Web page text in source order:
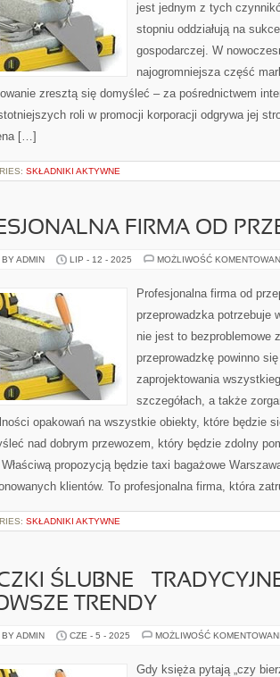
jest jednym z tych
stopniu oddziałują na
gospodarczej. W
najogromniejsza część
zresztą się domyśleć – za pośrednictwem
roli w promocji korporacji odgrywa jej
[…]
SKŁADNIKI AKTYWNE
FIRMA OD
ADMIN LIP - 12 - 2025 MOŻLIWOŚĆ
Profesjonalna firma od
przeprowadzka potrzebuje
nie jest to bezproblemowe
przeprowadzkę powinno
zaprojektowania
szczegółach, a także
opakowań na wszystkie obiekty, które będzie
nad dobrym przewozem, który będzie zdolny
propozycją będzie taxi bagażowe
klientów. To profesjonalna firma, która
SKŁADNIKI AKTYWNE
ŚLUBNE –
TRENDY
ADMIN CZE - 5 - 2025 MOŻLIWOŚĆ
Gdy księża pytają „czy